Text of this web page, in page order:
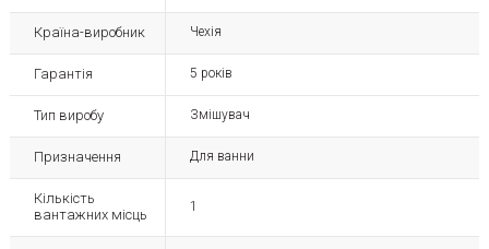
Країна-виробник Чехія
Гарантія 5 років
Тип виробу Змішувач
Призначення Для ванни
Кількість
вантажних місць
1